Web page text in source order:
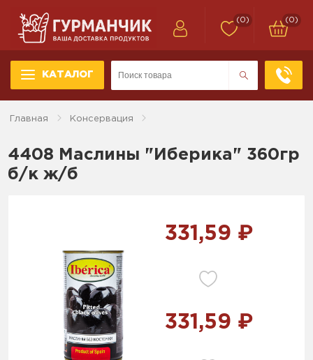
КАТАЛОГ
(0) (0)
Главная Консервация
4408 Маслины "Иберика" 360гр
б/к ж/б
331,59 ₽
331,59 ₽